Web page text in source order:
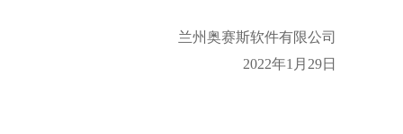
兰州奥赛斯软件有限公司
2022年1月29日